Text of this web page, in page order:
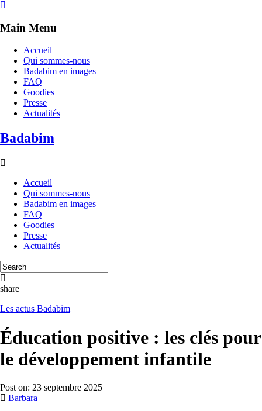
Main Menu
Accueil
Qui sommes-nous
Badabim en images
FAQ
Goodies
Presse
Actualités
Badabim
Accueil
Qui sommes-nous
Badabim en images
FAQ
Goodies
Presse
Actualités
share
Les actus Badabim
Éducation positive : les clés pour
le développement infantile
Post on: 23 septembre 2025
Barbara